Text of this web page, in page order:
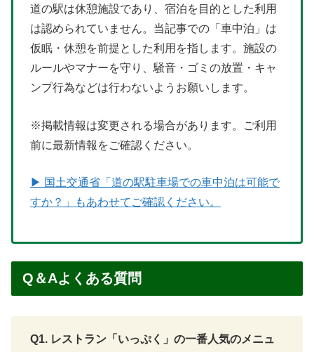
道の駅は休憩施設であり、宿泊を目的とした利用
は認められていません。当記事での「車中泊」は
仮眠・休憩を前提とした利用を指します。施設の
ルールやマナーを守り、騒音・ゴミの放置・キャ
ンプ行為などは行わないようお願いします。
※掲載情報は変更される場合があります。ご利用
前に最新情報をご確認ください。
▶ 国土交通省「道の駅駐車場での車中泊は可能で
すか？」もあわせてご確認ください。
Q＆Aよくある質問
Q1. レストラン「いっぷく」の一番人気のメニュ